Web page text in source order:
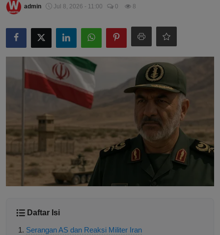
admin Jul 8, 2026 - 11:00 0 8
Daftar Isi
Serangan AS dan Reaksi Militer Iran